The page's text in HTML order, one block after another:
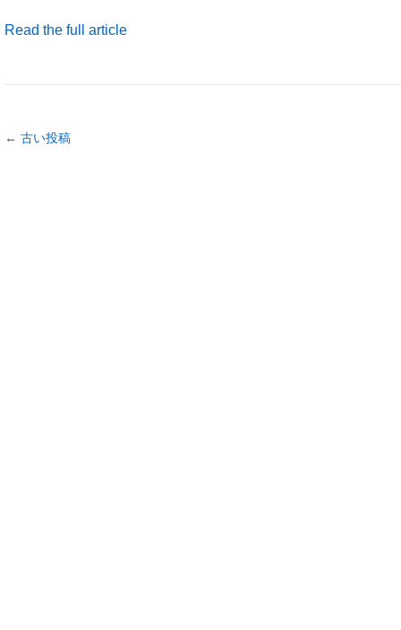
Read the full article
← 古い投稿